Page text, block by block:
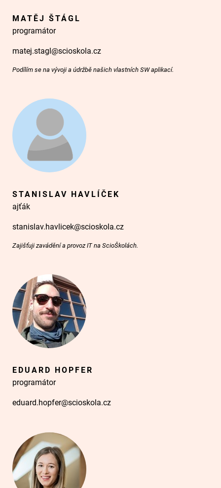
MATĚJ ŠTÁGL
programátor
matej.stagl@scioskola.cz
Podílím se na vývoji a údržbě našich vlastních SW aplikací.
STANISLAV HAVLÍČEK
ajťák
stanislav.havlicek@scioskola.cz
Zajišťuji zavádění a provoz IT na ScioŠkolách.
EDUARD HOPFER
programátor
eduard.hopfer@scioskola.cz